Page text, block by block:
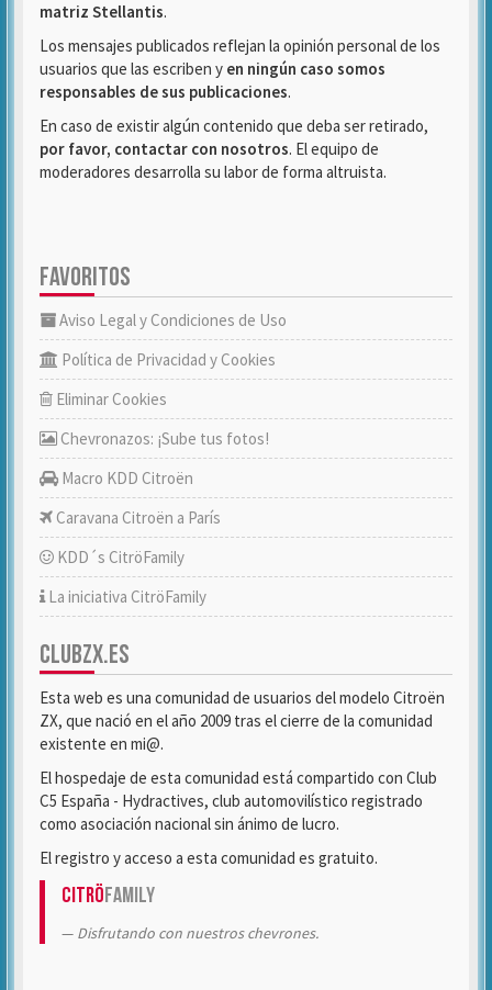
matriz Stellantis.
Los mensajes publicados reflejan la opinión personal de los
usuarios que las escriben y en ningún caso somos
responsables de sus publicaciones.
En caso de existir algún contenido que deba ser retirado,
por favor, contactar con nosotros. El equipo de
moderadores desarrolla su labor de forma altruista.
FAVORITOS
Aviso Legal y Condiciones de Uso
Política de Privacidad y Cookies
Eliminar Cookies
Chevronazos: ¡Sube tus fotos!
Macro KDD Citroën
Caravana Citroën a París
KDD´s CitröFamily
La iniciativa CitröFamily
CLUBZX.ES
Esta web es una comunidad de usuarios del modelo Citroën
ZX, que nació en el año 2009 tras el cierre de la comunidad
existente en mi@.
El hospedaje de esta comunidad está compartido con Club
C5 España - Hydractives, club automovilístico registrado
como asociación nacional sin ánimo de lucro.
El registro y acceso a esta comunidad es gratuito.
CitröFamily
Disfrutando con nuestros chevrones.